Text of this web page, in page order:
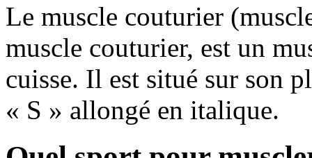
Le muscle couturier
muscle couturier, est un
cuisse. Il est situé sur son
« S » allongé en italique.